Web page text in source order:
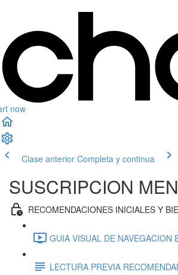
now
Clase anterior Completa y continua
SUSCRIPCION
RECOMENDACIONES INICIALES Y
GUIA VISUAL DE NAVEGACION
LECTURA PREVIA